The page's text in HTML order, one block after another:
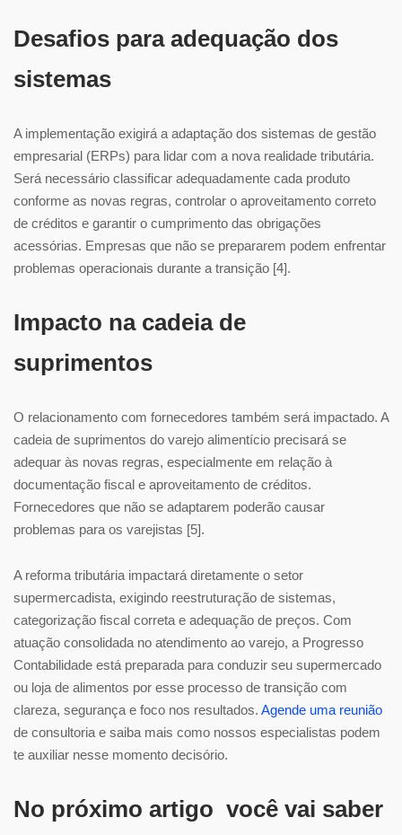
Desafios para adequação dos
sistemas
A implementação exigirá a adaptação dos sistemas de gestão
empresarial (ERPs) para lidar com a nova realidade tributária.
Será necessário classificar adequadamente cada produto
conforme as novas regras, controlar o aproveitamento correto
de créditos e garantir o cumprimento das obrigações
acessórias. Empresas que não se prepararem podem enfrentar
problemas operacionais durante a transição [4].
Impacto na cadeia de
suprimentos
O relacionamento com fornecedores também será impactado. A
cadeia de suprimentos do varejo alimentício precisará se
adequar às novas regras, especialmente em relação à
documentação fiscal e aproveitamento de créditos.
Fornecedores que não se adaptarem poderão causar
problemas para os varejistas [5].
A reforma tributária impactará diretamente o setor
supermercadista, exigindo reestruturação de sistemas,
categorização fiscal correta e adequação de preços. Com
atuação consolidada no atendimento ao varejo, a Progresso
Contabilidade está preparada para conduzir seu supermercado
ou loja de alimentos por esse processo de transição com
clareza, segurança e foco nos resultados. Agende uma reunião
de consultoria e saiba mais como nossos especialistas podem
te auxiliar nesse momento decisório.
No próximo artigo você vai saber